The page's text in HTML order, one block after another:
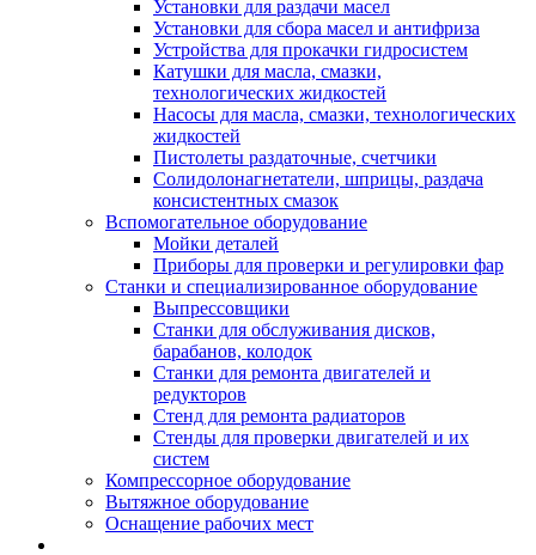
Установки для раздачи масел
Установки для сбора масел и антифриза
Устройства для прокачки гидросистем
Катушки для масла, смазки,
технологических жидкостей
Насосы для масла, смазки, технологических
жидкостей
Пистолеты раздаточные, счетчики
Солидолонагнетатели, шприцы, раздача
консистентных смазок
Вспомогательное оборудование
Мойки деталей
Приборы для проверки и регулировки фар
Станки и специализированное оборудование
Выпрессовщики
Станки для обслуживания дисков,
барабанов, колодок
Станки для ремонта двигателей и
редукторов
Стенд для ремонта радиаторов
Стенды для проверки двигателей и их
систем
Компрессорное оборудование
Вытяжное оборудование
Оснащение рабочих мест